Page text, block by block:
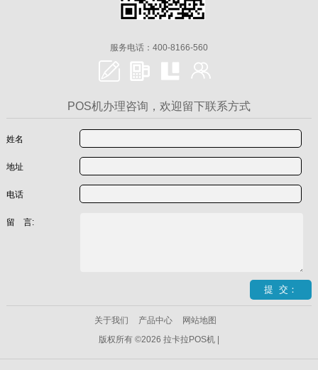
服务电话：400-8166-560
POS机办理咨询，欢迎留下联系方式
姓名
地址
电话
留 言:
关于我们 产品中心
网站地图
版权所有 ©2026 拉卡拉POS机 |